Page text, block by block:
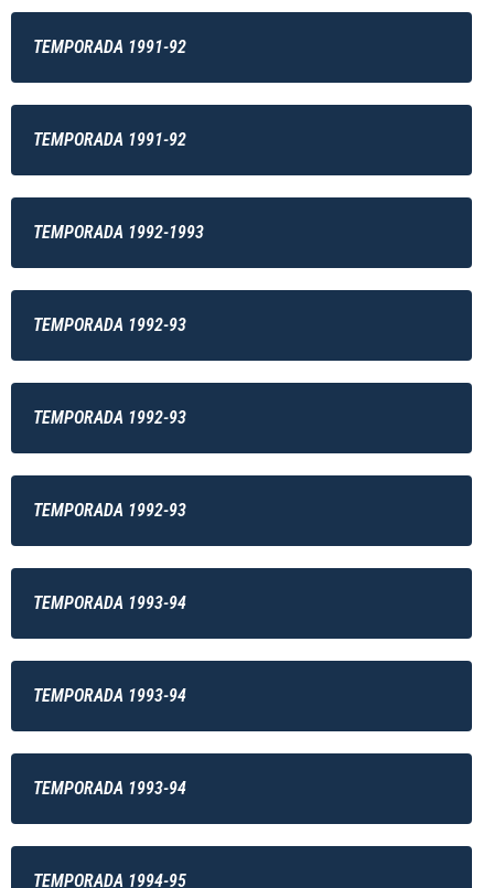
TEMPORADA 1991-92
TEMPORADA 1991-92
TEMPORADA 1992-1993
TEMPORADA 1992-93
TEMPORADA 1992-93
TEMPORADA 1992-93
TEMPORADA 1993-94
TEMPORADA 1993-94
TEMPORADA 1993-94
TEMPORADA 1994-95